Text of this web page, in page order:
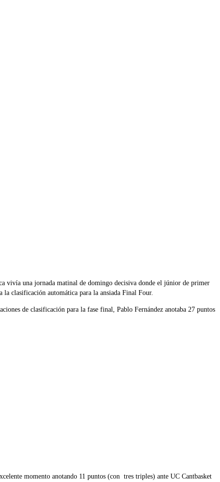
vivía una jornada matinal de domingo decisiva donde el júnior de primer
la clasificación automática para la ansiada Final Four.
de clasificación para la fase final, Pablo Fernández anotaba 27 puntos
momento anotando 11 puntos (con tres triples) ante UC Cantbasket